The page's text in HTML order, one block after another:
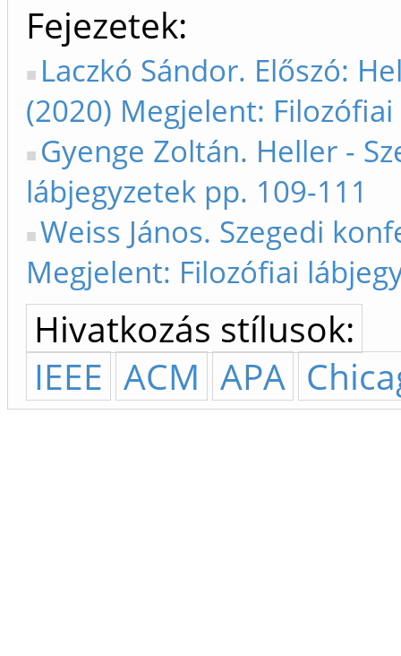
Fejezetek
Laczkó Sándor. Előszó:
(2020) Megjelent:
Gyenge Zoltán. Heller -
lábjegyzetek pp. 109-111
Weiss János. Szegedi
Megjelent: Filozófiai
Hivatkozás stílusok:
IEEE ACM APA